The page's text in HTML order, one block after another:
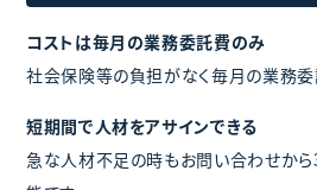
コストは毎月の業務委託費のみ
社会保険等の負担がなく毎月の業務委
短期間で人材をアサインできる
急な人材不足の時もお問い合わせか